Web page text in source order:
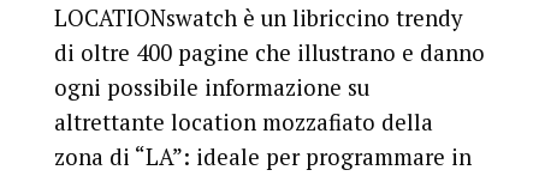
LOCATIONswatch è un libriccino trendy
di oltre 400 pagine che illustrano e danno
ogni possibile informazione su
altrettante location mozzafiato della
zona di “LA”: ideale per programmare in